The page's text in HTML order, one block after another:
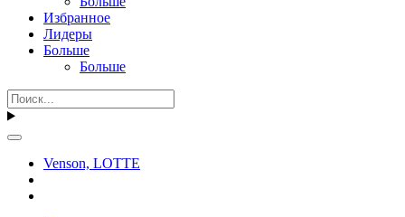
Избранное
Лидеры
Больше
Больше
Venson, LOTTE